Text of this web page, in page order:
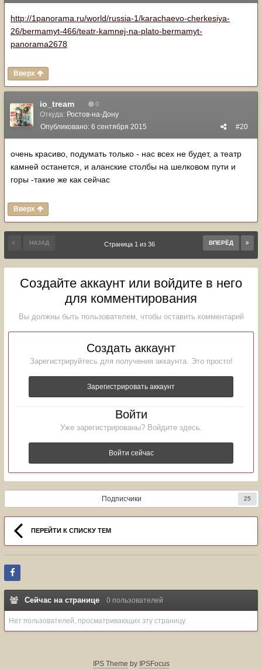
http://1panorama.ru/world/russia-1/karachaevo-cherkesiya-
26/bermamyt-466/teatr-kamnej-na-plato-bermamyt-
panorama2678
Вверх
io_tream 0
Откуда: Ростов-на-Дону
#20
Опубликовано: 6 сентября 2015
очень красиво, подумать только - нас всех не будет, а театр
камней останется, и аланские столбы на шелковом пути и
горы -такие же как сейчас
Вверх
НАЗАД ВПЕРЁД
Страница 1 из 36
Создайте аккаунт или войдите в него
для комментирования
Вы должны быть пользователем, чтобы оставить комментарий
Создать аккаунт
Зарегистрируйтесь для получения аккаунта. Это просто!
Зарегистрировать аккаунт
Войти
Уже зарегистрированы? Войдите здесь.
Войти сейчас
Подписчики 25
ПЕРЕЙТИ К СПИСКУ ТЕМ
Сейчас на странице 0 пользователей
Нет пользователей, просматривающих эту страницу.
IPS Theme by IPSFocus